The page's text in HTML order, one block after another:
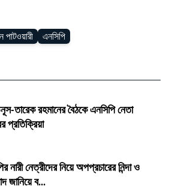
পাটওয়ারী এনসিপি
তারেক রহমানের বৈঠকে এনসিপি নেতা
প্রতিক্রিয়া
নারী নেত্রীদের নিয়ে অপপ্রচারের নিন্দা ও
জানিয়ে ব...